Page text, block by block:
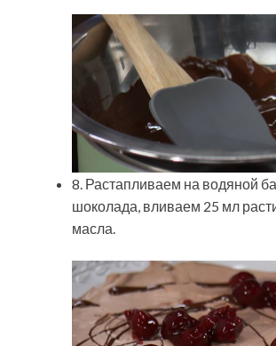
8. Растапливаем на водяной
шоколада, вливаем 25 мл
масла.